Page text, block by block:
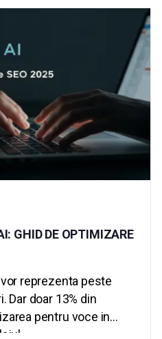
GHID DE OPTIMIZARE
reprezenta peste
Dar doar 13% din
pentru voce in